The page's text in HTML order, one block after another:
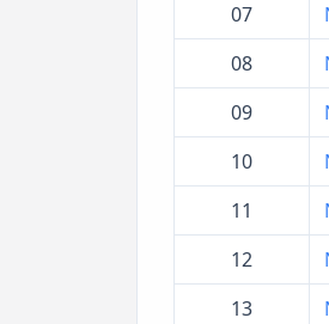
07
08
09
10
11
12
13